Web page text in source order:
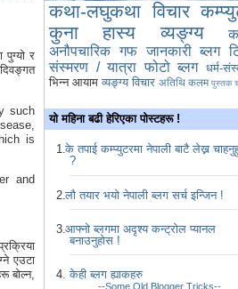
र
such
is
and
एउटा
बोल्न,
कथा-लघुकथा विचार
कुना
हास्य व्यङ्ग्य
अनौपचारिक गफ जानकारी ब्लग
संस्मरण / यात्रा फोटो ब्लग धर्म-
भिन्न आयाम व्यङ्ग्य विचार अतिथि कलम पुस्तक
यो महिना बढी हेरिएका पोस्टहरू !
के तपाई कम्प्युटरमा नेपाली बाटै लेख्न
?
लौ तयार भयो नेपाली ब्लग सर्च इन्जिन !
आफ्नो ब्लगमा अदृश्य कन्ट्रोल प्यानल
बनाउनुहोस !
केही ब्लग ह्याकहरु
--Some Old Blogger Tricks--